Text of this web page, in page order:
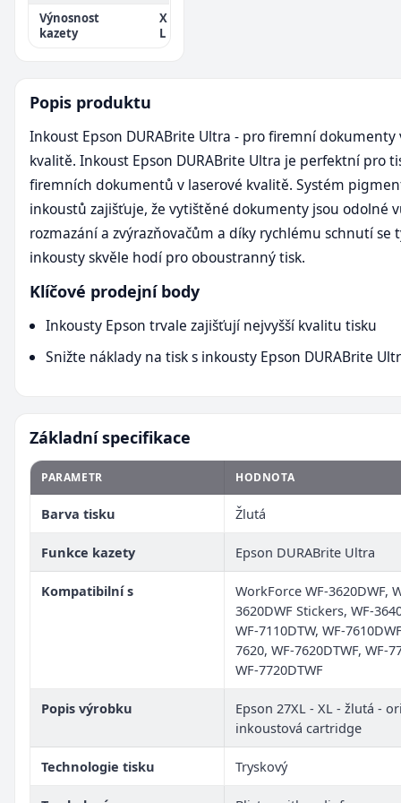
Výnosnost
kazety
X
L
Popis produktu
Inkoust Epson DURABrite Ultra - pro firemní dokumenty
kvalitě. Inkoust Epson DURABrite Ultra je perfektní pro
firemních dokumentů v laserové kvalitě. Systém
inkoustů zajišťuje, že vytištěné dokumenty jsou odolné
rozmazání a zvýrazňovačům a díky rychlému schnutí se
inkousty skvěle hodí pro oboustranný tisk.
Klíčové prodejní body
Inkousty Epson trvale zajišťují nejvyšší kvalitu tisku
Snižte náklady na tisk s inkousty Epson DURABrite
Základní specifikace
PARAMETR HODNOTA
Barva tisku Žlutá
Funkce kazety Epson DURABrite Ultra
Kompatibilní s
WorkForce WF-3620DWF,
3620DWF Stickers, WF-
WF-7110DTW, WF-
7620, WF-7620DTWF, WF-
WF-7720DTWF
Popis výrobku
Epson 27XL - XL - žlutá -
inkoustová cartridge
Technologie tisku Tryskový